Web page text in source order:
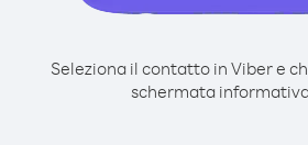
Seleziona il contatto in Viber e
schermata